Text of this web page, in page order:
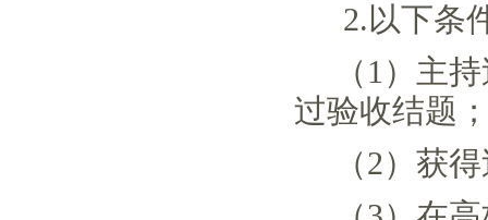
2.以下条
（1）主
过验收结题
（2）获